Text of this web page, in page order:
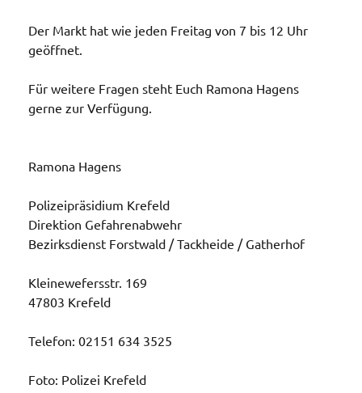
Der Markt hat wie jeden Freitag von 7 bis 12 Uhr
geöffnet.
Für weitere Fragen steht Euch Ramona Hagens
gerne zur Verfügung.
Ramona Hagens
Polizeipräsidium Krefeld
Direktion Gefahrenabwehr
Bezirksdienst Forstwald / Tackheide / Gatherhof
Kleinewefersstr. 169
47803 Krefeld
Telefon: 02151 634 3525
Foto: Polizei Krefeld